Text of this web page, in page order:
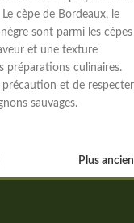
cèpe de Bordeaux, le
sont parmi les cèpes
et une texture
préparations culinaires.
et de respecter
sauvages.
Plus ancien